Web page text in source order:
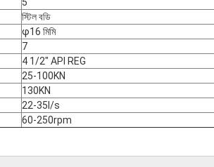
5
স্টিল বডি
φ16 মিমি
7
4 1/2" API REG
25-100KN
130KN
22-35l/s
60-250rpm